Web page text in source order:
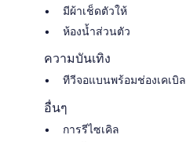
มีผ้าเช็ดตัวให้
ห้องน้ำส่วนตัว
ความบันเทิง
ทีวีจอแบนพร้อมช่องเคเบิล
อื่นๆ
การรีไซเคิล